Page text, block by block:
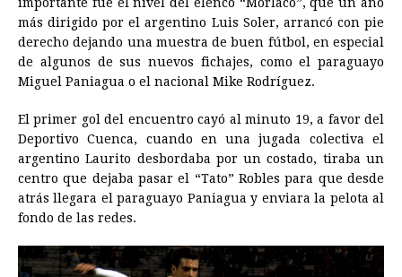
más dirigido por el argentino Luis Soler, arrancó con pie
derecho dejando una muestra de buen fútbol, en especial
de algunos de sus nuevos fichajes, como el paraguayo
Miguel Paniagua o el nacional Mike Rodríguez.
El primer gol del encuentro cayó al minuto 19, a favor del
Deportivo Cuenca, cuando en una jugada colectiva el
argentino Laurito desbordaba por un costado, tiraba un
centro que dejaba pasar el “Tato” Robles para que desde
atrás llegara el paraguayo Paniagua y enviara la pelota al
fondo de las redes.